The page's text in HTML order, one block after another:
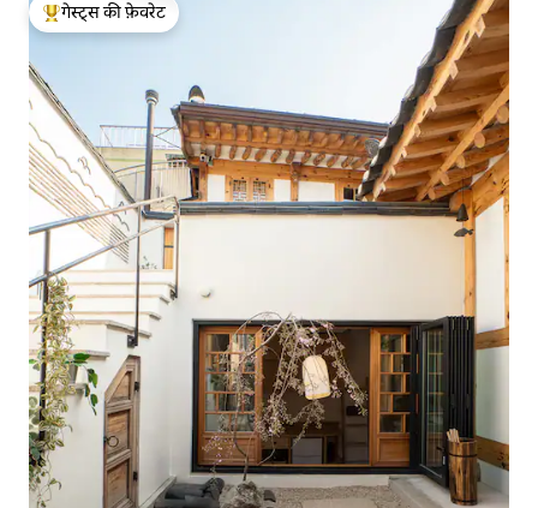
गेस्ट्स का टॉप फ़ेवरेट
गेस्ट्स की फ़ेवरेट